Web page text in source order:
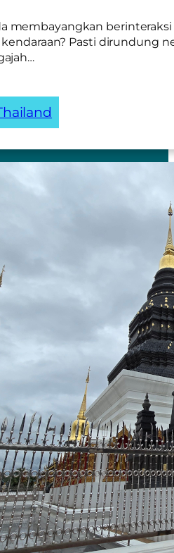
membayangkan
kendaraan? Pasti dirundung